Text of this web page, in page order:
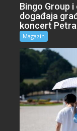
Bingo Group
događaja
koncert Petra
Magazin